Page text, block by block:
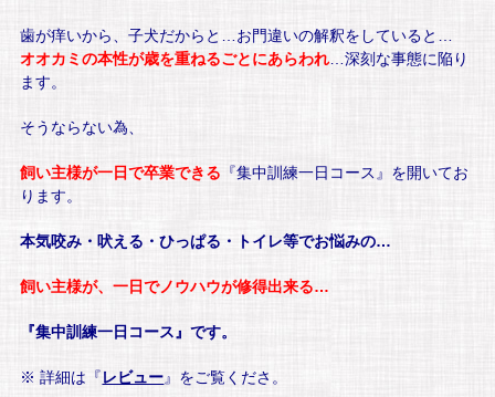
歯が痒いから、子犬だからと…お門違いの解釈をしていると…
オオカミの本性が歳を重ねるごとにあらわれ …深刻な事態に陥り
ます。
そうならない為、
飼い主様が一日で卒業できる 『集中訓練一日コース』を開いてお
ります。
本気咬み・吠える・ひっぱる・トイレ等でお悩みの…
飼い主様が、一日でノウハウが修得出来る…
『集中訓練一日コース』です。
※ 詳細は『レビュー』をご覧くださ。